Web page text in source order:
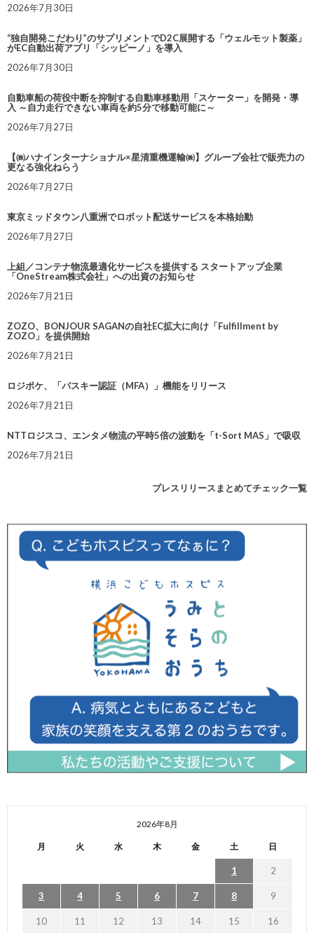
2026年7月30日
“独自開発こだわり”のサプリメントでD2C展開する「ウェルモット製薬」
がEC自動出荷アプリ「シッピーノ」を導入
2026年7月30日
自動車船の荷役中断を抑制する自動車移動用「スケーター」を開発・導
入 ～自力走行できない車両を約5分で移動可能に～
2026年7月27日
【㈱ハナインターナショナル×星清重機運輸㈱】グループ会社で販売力の
更なる強化ねらう
2026年7月27日
東京ミッドタウン八重洲でロボット配送サービスを本格始動
2026年7月27日
上組／コンテナ物流最適化サービスを提供する スタートアップ企業
「OneStream株式会社」への出資のお知らせ
2026年7月21日
ZOZO、BONJOUR SAGANの自社EC拡大に向け「Fulfillment by
ZOZO」を提供開始
2026年7月21日
ロジポケ、「パスキー認証（MFA）」機能をリリース
2026年7月21日
NTTロジスコ、エンタメ物流の平時5倍の波動を「t-Sort MAS」で吸収
2026年7月21日
プレスリリースまとめてチェック一覧
2026年8月
月 火 水 木 金 土 日
1 2
3 4 5 6 7 8 9
10 11 12 13 14 15 16